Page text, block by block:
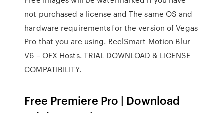
not purchased a license and The same OS and
hardware requirements for the version of Vegas
Pro that you are using. ReelSmart Motion Blur
V6 – OFX Hosts. TRIAL DOWNLOAD & LICENSE
COMPATIBILITY.
Free Premiere Pro | Download